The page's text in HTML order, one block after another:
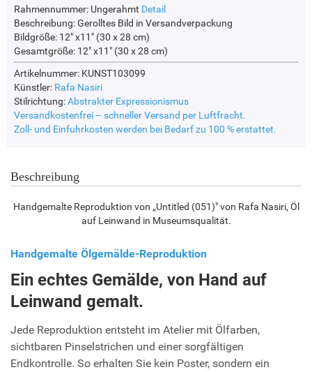
Rahmennummer: Ungerahmt Detail
Beschreibung:Gerolltes Bild in Versandverpackung
Bildgröße: 12" x11" (30 x 28 cm)
Gesamtgröße: 12" x11" (30 x 28 cm)
Artikelnummer: KUNST103099
Künstler: Rafa Nasiri
Stilrichtung:Abstrakter Expressionismus
Versandkostenfrei – schneller Versand per Luftfracht.
Zoll- und Einfuhrkosten werden bei Bedarf zu 100 % erstattet.
Beschreibung
Handgemalte Reproduktion von „Untitled (051)" von Rafa Nasiri, Öl
auf Leinwand in Museumsqualität.
Handgemalte Ölgemälde-Reproduktion
Ein echtes Gemälde, von Hand auf
Leinwand gemalt.
Jede Reproduktion entsteht im Atelier mit Ölfarben,
sichtbaren Pinselstrichen und einer sorgfältigen
Endkontrolle. So erhalten Sie kein Poster, sondern ein